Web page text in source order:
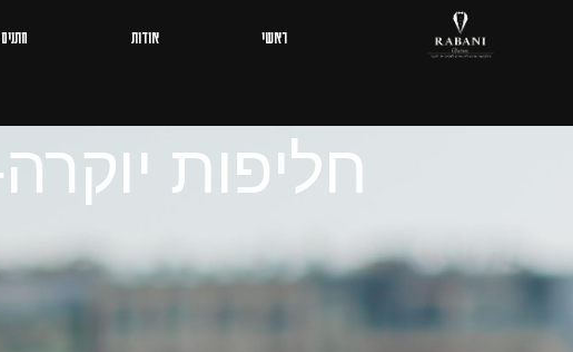
ראשי אודות
חליפות